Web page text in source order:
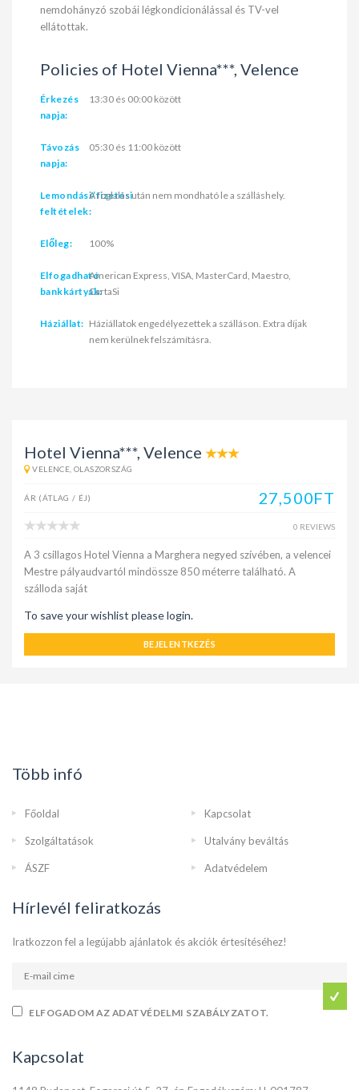
nemdohányzó szobái légkondicionálással és TV-vel
ellátottak.
Policies of Hotel Vienna***, Velence
Érkezés
napja:
13:30 és 00:00 között
Távozás
napja:
05:30 és 11:00 között
Lemondási/fizetési
feltételek:
A foglalás után nem mondható le a szálláshely.
Előleg: 100%
Elfogadható
bankkártyák:
American Express, VISA, MasterCard, Maestro,
CartaSi
Háziállat: Háziállatok engedélyezettek a szálláson. Extra díjak
nem kerülnek felszámításra.
Hotel Vienna***, Velence
VELENCE, OLASZORSZÁG
ÁR (ÁTLAG / ÉJ) 27,500FT
0 REVIEWS
A 3 csillagos Hotel Vienna a Marghera negyed szívében, a velencei
Mestre pályaudvartól mindössze 850 méterre található. A
szálloda saját
To save your wishlist please login.
BEJELENTKEZÉS
Több infó
Főoldal Kapcsolat
Szolgáltatások Utalvány beváltás
ÁSZF Adatvédelem
Hírlevél feliratkozás
Iratkozzon fel a legújabb ajánlatok és akciók értesítéséhez!
ELFOGADOM AZ ADATVÉDELMI SZABÁLYZATOT.
Kapcsolat